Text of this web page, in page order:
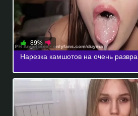
89%
Нарезка камшотов на очень